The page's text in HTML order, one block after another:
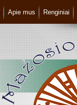
Apie mus Renginiai